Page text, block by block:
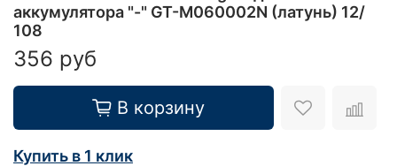
аккумулятора "-" GT-M060002N (латунь) 12/
108
356 руб
В корзину
Купить в 1 клик